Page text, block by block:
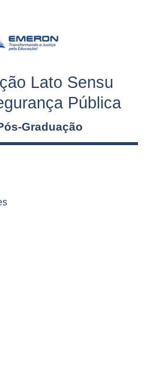
Lato Sensu
Pública
Graduação